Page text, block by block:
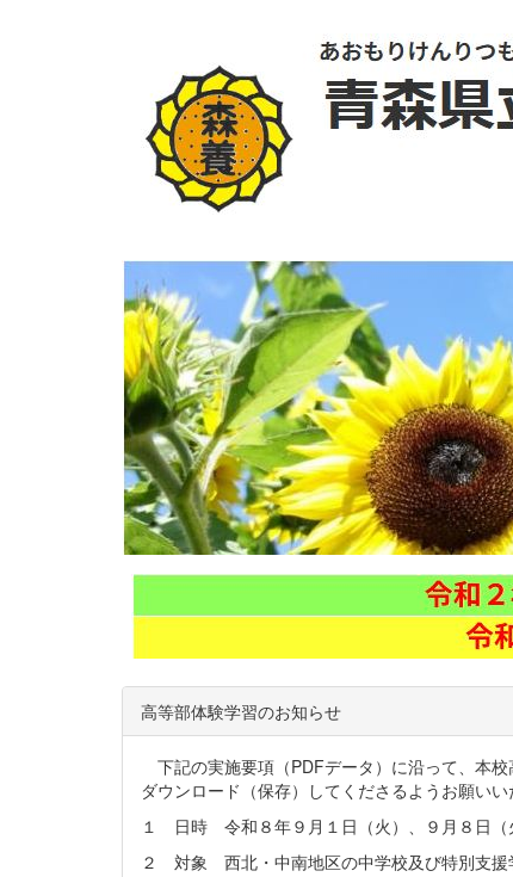
高等部体験学習のお知らせ
下記の実施要項（PDFデータ）に沿って、本
ダウンロード（保存）してくださるようお願い
１ 日時 令和８年９月１日（火）、９月８日（
２ 対象 西北・中南地区の中学校及び特別支援